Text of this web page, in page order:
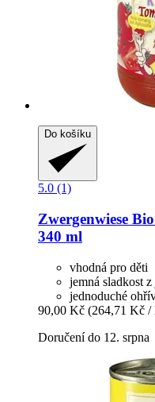
Do košíku
5.0 (1)
Zwergenwiese
340 ml
vhodná pro děti
jemná sladkost
jednoduché
90,00 Kč (264,71 Kč /
Doručení do 12. srpna